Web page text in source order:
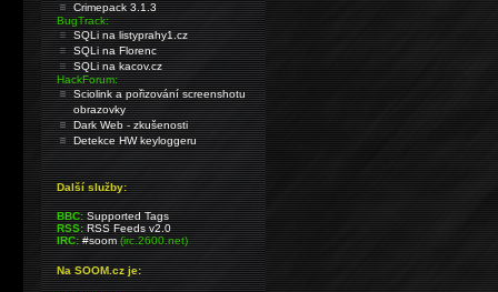
Crimepack 3.1.3
BugTrack:
SQLi na listyprahy1.cz
SQLi na Florenc
SQLi na kacov.cz
HackForum:
Sciolink a pořizování screenshotu
obrazovky
Dark Web - zkušenosti
Detekce HW keyloggeru
Další služby:
BBC: Supported Tags
RSS: RSS Feeds v2.0
IRC: #soom(irc.2600.net)
Na SOOM.cz je: